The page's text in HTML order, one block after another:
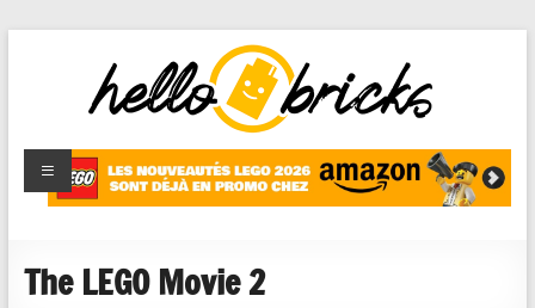
HelloBricks
Blog LEGO,
nouveaut�s
reviews
The LEGO Movie 2